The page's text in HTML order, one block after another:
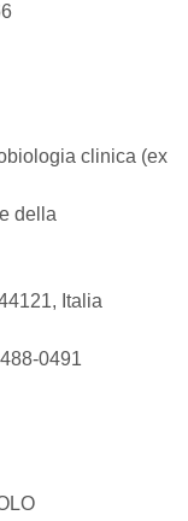
clinica (ex
della
Italia
0491